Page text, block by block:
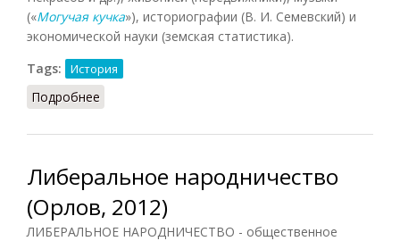
(«Могучая кучка»), историографии (В. И. Семевский) и
экономической науки (земская статистика).
Tags:
История
Подробнее
Либеральное народничество
(Орлов, 2012)
ЛИБЕРАЛЬНОЕ НАРОДНИЧЕСТВО - общественное